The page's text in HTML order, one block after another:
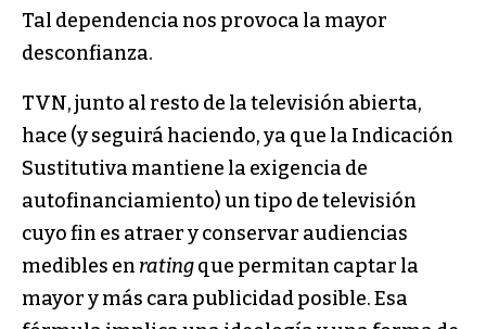
Tal dependencia nos provoca la mayor
desconfianza.
TVN, junto al resto de la televisión abierta,
hace (y seguirá haciendo, ya que la Indicación
Sustitutiva mantiene la exigencia de
autofinanciamiento) un tipo de televisión
cuyo fin es atraer y conservar audiencias
medibles en ratingque permitan captar la
mayor y más cara publicidad posible. Esa